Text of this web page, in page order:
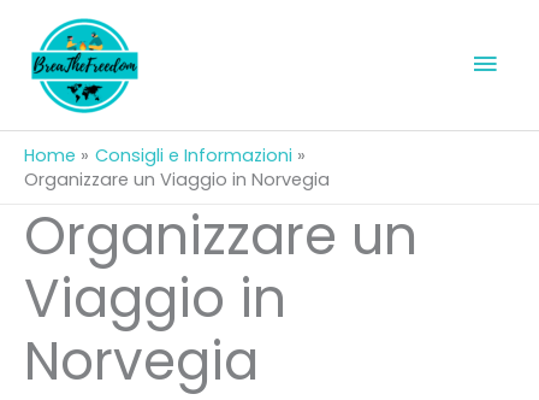
contenuto
Home
Consigli e Informazioni
Organizzare un Viaggio in Norvegia
Organizzare un
Viaggio in
Norvegia